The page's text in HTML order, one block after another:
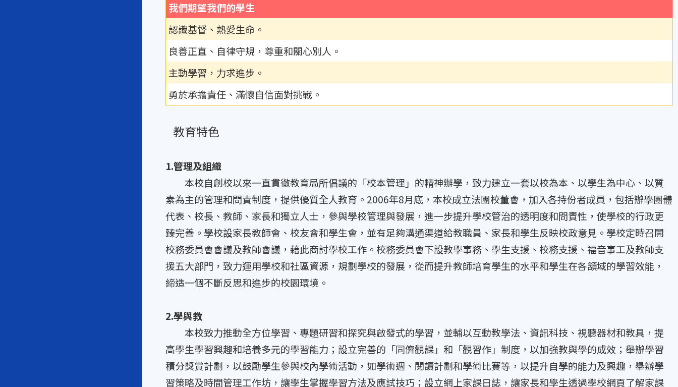
我們期望我們的學生
認識基督、熱愛生命。
良善正直、自律守規，尊重和關心別人。
主動學習，力求進步。
勇於承擔責任、滿懷自信面對挑戰。
教育特色
1.管理及組織
本校自創校以來一直貫徹教育局所倡議的「校本管理」的精神辦學，致力建立一套以校為本、以學生為中心、以質
素為主的管理和問責制度，提供優質全人教育。2006年8月底，本校成立法團校董會，加入各持份者成員，包括辦學團體
代表、校長、教師、家長和獨立人士，參與學校管理與發展，進一步提升學校管治的透明度和問責性，使學校的行政更
臻完善。學校設家長教師會、校友會和學生會，並有足夠溝通渠道給教職員、家長和學生反映校政意見。學校定時召開
校務委員會會議及教師會議，藉此商討學校工作。校務委員會下設教學事務、學生支援、校務支援、福音事工及教師支
援五大部門，致力運用學校和社區資源，規劃學校的發展，從而提升教師培育學生的水平和學生在各頷域的學習效能，
締造一個不斷反思和進步的校園環境。
2.學與教
本校致力推動全方位學習、專題研習和探究與啟發式的學習，並輔以互動教學法、資訊科技、視聽器材和教具，提
高學生學習興趣和培養多元的學習能力；設立完善的「同儕觀課」和「觀習作」制度，以加強教與學的成效；舉辦學習
積分獎賞計劃，以鼓勵學生參與校內學術活動，如學術週、閱讀計劃和學術比賽等，以提升自學的能力及興趣，舉辦學
習策略及時間管理工作坊，讓學生掌握學習方法及應試技巧；設立網上家課日誌，讓家長和學生透過學校網頁了解家課